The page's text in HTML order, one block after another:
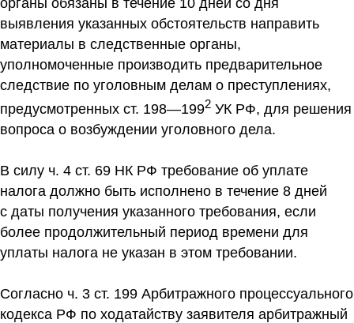
органы обязаны в течение 10 дней со дня
выявления указанных обстоятельств направить
материалы в следственные органы,
уполномоченные производить предварительное
следствие по уголовным делам о преступлениях,
предусмотренных ст. 198—1992 УК РФ, для решения
вопроса о возбуждении уголовного дела.
В силу ч. 4 ст. 69 НК РФ требование об уплате
налога должно быть исполнено в течение 8 дней
с даты получения указанного требования, если
более продолжительный период времени для
уплаты налога не указан в этом требовании.
Согласно ч. 3 ст. 199 Арбитражного процессуального
кодекса РФ по ходатайству заявителя арбитражный